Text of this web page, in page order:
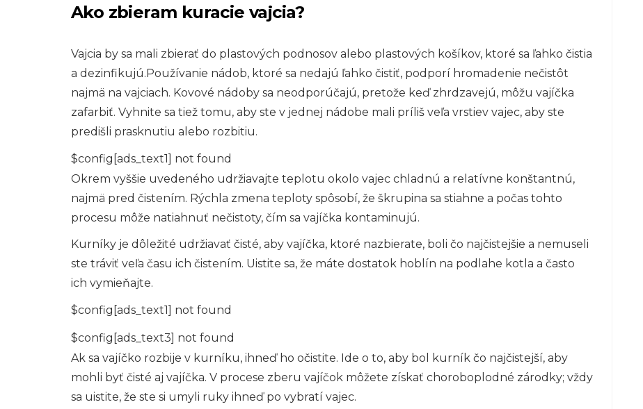
Ako zbieram kuracie vajcia?
Vajcia by sa mali zbierať do plastových podnosov alebo plastových košíkov, ktoré sa ľahko čistia
a dezinfikujú.Používanie nádob, ktoré sa nedajú ľahko čistiť, podporí hromadenie nečistôt
najmä na vajciach. Kovové nádoby sa neodporúčajú, pretože keď zhrdzavejú, môžu vajíčka
zafarbiť. Vyhnite sa tiež tomu, aby ste v jednej nádobe mali príliš veľa vrstiev vajec, aby ste
predišli prasknutiu alebo rozbitiu.
$config[ads_text1] not found
Okrem vyššie uvedeného udržiavajte teplotu okolo vajec chladnú a relatívne konštantnú,
najmä pred čistením. Rýchla zmena teploty spôsobí, že škrupina sa stiahne a počas tohto
procesu môže natiahnuť nečistoty, čím sa vajíčka kontaminujú.
Kurníky je dôležité udržiavať čisté, aby vajíčka, ktoré nazbierate, boli čo najčistejšie a nemuseli
ste tráviť veľa času ich čistením. Uistite sa, že máte dostatok hoblín na podlahe kotla a často
ich vymieňajte.
$config[ads_text1] not found
$config[ads_text3] not found
Ak sa vajíčko rozbije v kurníku, ihneď ho očistite. Ide o to, aby bol kurník čo najčistejší, aby
mohli byť čisté aj vajíčka. V procese zberu vajíčok môžete získať choroboplodné zárodky; vždy
sa uistite, že ste si umyli ruky ihneď po vybratí vajec.